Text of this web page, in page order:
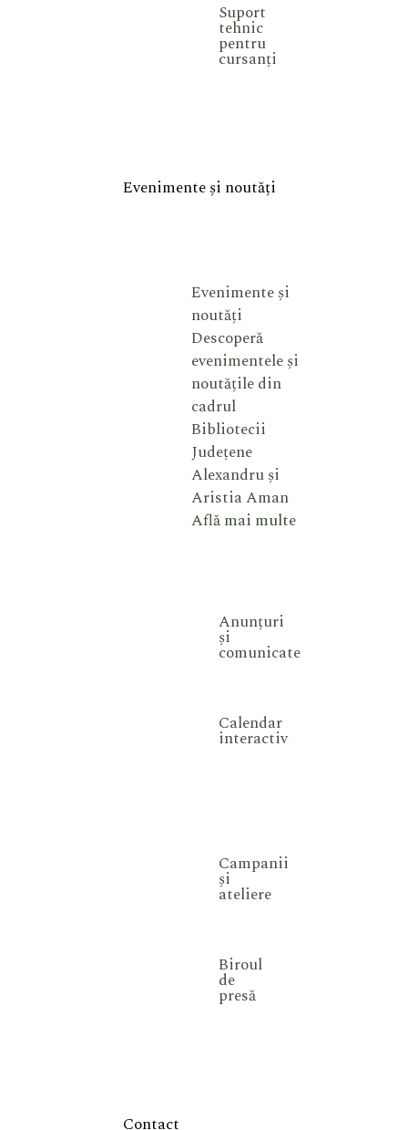
Suport
tehnic
pentru
cursanți
Evenimente și noutăți
Evenimente și
noutăți
Descoperă
evenimentele și
noutățile din
cadrul
Bibliotecii
Județene
Alexandru și
Aristia Aman
Află mai multe
Anunțuri
și
comunicate
Calendar
interactiv
Campanii
și
ateliere
Biroul
de
presă
Contact